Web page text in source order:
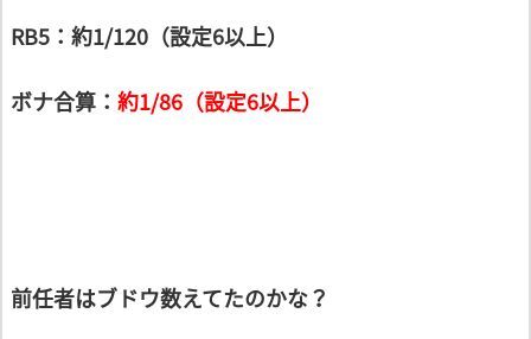
RB5：約1/120（設定6以上）
ボナ合算： 約1/86（設定6以上）
前任者はブドウ数えてたのかな？